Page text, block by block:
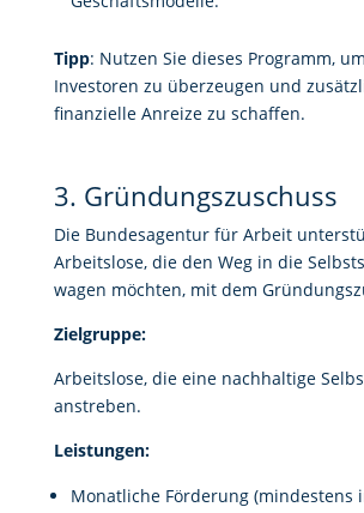
Tipp: Nutzen Sie dieses Programm,
Investoren zu überzeugen und
finanzielle Anreize zu schaffen.
3. Gründungszuschuss
Die Bundesagentur für Arbeit
Arbeitslose, die den Weg in die
wagen möchten, mit dem
Zielgruppe:
Arbeitslose, die eine nachhaltige
anstreben.
Leistungen:
Monatliche Förderung (mindestens